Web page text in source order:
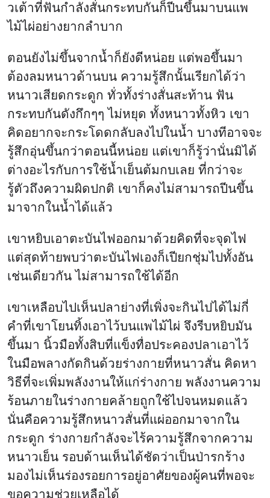
วเต้าที่ฟันกำลังสั่นกระทบกันก็ปีนขึ้นมาบนแพ
ไม้ไผ่อย่างยากลำบาก
ตอนยังไม่ขึ้นจากน้ำก็ยังดีหน่อย แต่พอขึ้นมา
ต้องลมหนาวด้านบน ความรู้สึกนั้นเรียกได้ว่า
หนาวเสียดกระดูก ทั่วทั้งร่างสั่นสะท้าน ฟัน
กระทบกันดังกึกๆๆ ไม่หยุด ทั้งหนาวทั้งหิว เขา
คิดอยากจะกระโดดกลับลงไปในน้ำ บางทีอาจจะ
รู้สึกอุ่นขึ้นกว่าตอนนี้หน่อย แต่เขาก็รู้ว่านั่นมิได้
ต่างอะไรกับการใช้น้ำเย็นต้มกบเลย ที่กว่าจะ
รู้ตัวถึงความผิดปกติ เขาก็คงไม่สามารถปีนขึ้น
มาจากในน้ำได้แล้ว
เขาหยิบเอาตะบันไฟออกมาด้วยคิดที่จะจุดไฟ
แต่สุดท้ายพบว่าตะบันไฟเองก็เปียกชุ่มไปทั้งอัน
เช่นเดียวกัน ไม่สามารถใช้ได้อีก
เขาเหลือบไปเห็นปลาย่างที่เพิ่งจะกินไปได้ไม่กี่
คำที่เขาโยนทิ้งเอาไว้บนแพไม้ไผ่ จึงรีบหยิบมัน
ขึ้นมา นิ้วมือทั้งสิบที่แข็งทื่อประคองปลาเอาไว้
ในมือพลางกัดกินด้วยร่างกายที่หนาวสั่น คิดหา
วิธีที่จะเพิ่มพลังงานให้แก่ร่างกาย พลังงานความ
ร้อนภายในร่างกายคล้ายถูกใช้ไปจนหมดแล้ว
นั่นคือความรู้สึกหนาวสั่นที่แผ่ออกมาจากใน
กระดูก ร่างกายกำลังจะไร้ความรู้สึกจากความ
หนาวเย็น รอบด้านเห็นได้ชัดว่าเป็นป่ารกร้าง
มองไม่เห็นร่องรอยการอยู่อาศัยของผู้คนที่พอจะ
ขอความช่วยเหลือได้